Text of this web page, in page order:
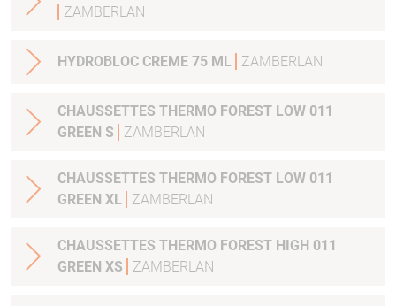
ZAMBERLAN
HYDROBLOC CREME 75 ML ZAMBERLAN
CHAUSSETTES THERMO FOREST LOW 011
GREEN S
ZAMBERLAN
CHAUSSETTES THERMO FOREST LOW 011
GREEN XL
ZAMBERLAN
CHAUSSETTES THERMO FOREST HIGH 011
GREEN XS
ZAMBERLAN